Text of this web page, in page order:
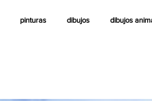
pinturas dibujos dibujos